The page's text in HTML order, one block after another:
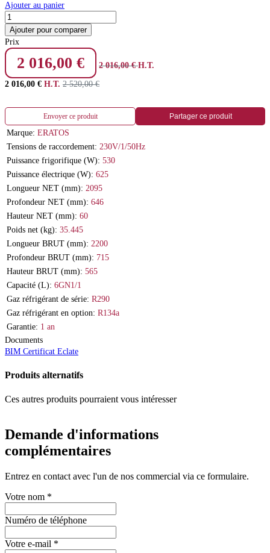
Ajouter au panier
Ajouter pour comparer
Prix
2 016,00 € 2 016,00€ H.T.
2 016,00 € H.T. 2 520,00€
Envoyer ce produit Partager ce produit
Marque: ERATOS
Tensions de raccordement: 230V/1/50Hz
Puissance frigorifique (W): 530
Puissance électrique (W): 625
Longueur NET (mm): 2095
Profondeur NET (mm): 646
Hauteur NET (mm): 60
Poids net (kg): 35.445
Longueur BRUT (mm): 2200
Profondeur BRUT (mm): 715
Hauteur BRUT (mm): 565
Capacité (L): 6GN1/1
Gaz réfrigérant de série: R290
Gaz réfrigérant en option: R134a
Garantie: 1 an
Documents
BIM Certificat Eclate
Produits alternatifs
Ces autres produits pourraient vous intéresser
Demande d'informations
complémentaires
Entrez en contact avec l'un de nos commercial via ce formulaire.
Votre nom *
Numéro de téléphone
Votre e-mail *